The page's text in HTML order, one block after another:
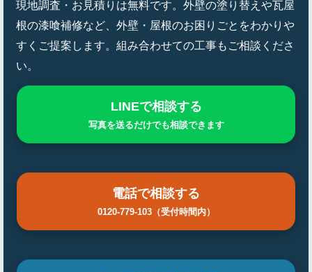
現地調査・お見積りは無料です。外壁の塗り替えや瓦屋
根の漆喰補修など、外壁・屋根のお困りごとをわかりや
すくご提案します。組み合わせての工事もご相談くださ
い。
LINEで相談する
写真を送るだけでも相談できます
電話で相談する
0120-779-103（受付時間内）